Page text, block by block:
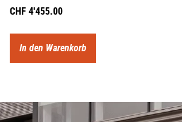
CHF 4'455.00
In den Warenkorb